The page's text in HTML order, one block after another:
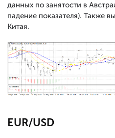
данных по занятости в
падение показателя). Также
Китая.
EUR/USD